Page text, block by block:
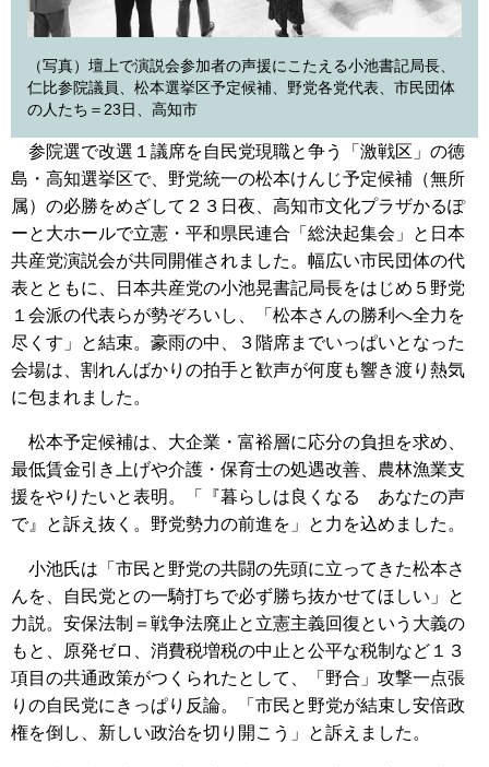
（写真）壇上で演説会参加者の声援にこたえる小池書記局長、
仁比参院議員、松本選挙区予定候補、野党各党代表、市民団体
の人たち＝23日、高知市
参院選で改選１議席を自民党現職と争う「激戦区」の徳
島・高知選挙区で、野党統一の松本けんじ予定候補（無所
属）の必勝をめざして２３日夜、高知市文化プラザかるぽ
ーと大ホールで立憲・平和県民連合「総決起集会」と日本
共産党演説会が共同開催されました。幅広い市民団体の代
表とともに、日本共産党の小池晃書記局長をはじめ５野党
１会派の代表らが勢ぞろいし、「松本さんの勝利へ全力を
尽くす」と結束。豪雨の中、３階席までいっぱいとなった
会場は、割れんばかりの拍手と歓声が何度も響き渡り熱気
に包まれました。
松本予定候補は、大企業・富裕層に応分の負担を求め、
最低賃金引き上げや介護・保育士の処遇改善、農林漁業支
援をやりたいと表明。「『暮らしは良くなる あなたの声
で』と訴え抜く。野党勢力の前進を」と力を込めました。
小池氏は「市民と野党の共闘の先頭に立ってきた松本さ
んを、自民党との一騎打ちで必ず勝ち抜かせてほしい」と
力説。安保法制＝戦争法廃止と立憲主義回復という大義の
もと、原発ゼロ、消費税増税の中止と公平な税制など１３
項目の共通政策がつくられたとして、「野合」攻撃一点張
りの自民党にきっぱり反論。「市民と野党が結束し安倍政
権を倒し、新しい政治を切り開こう」と訴えました。